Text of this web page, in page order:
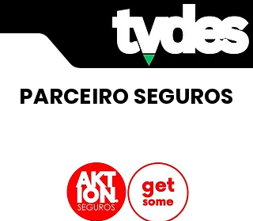
PARCEIRO SEGUROS